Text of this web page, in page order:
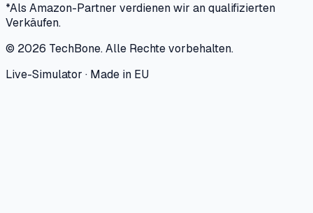
*Als Amazon-Partner verdienen wir an qualifizierten
Verkäufen.
© 2026 TechBone.Alle Rechte vorbehalten.
Live-Simulator · Made in EU